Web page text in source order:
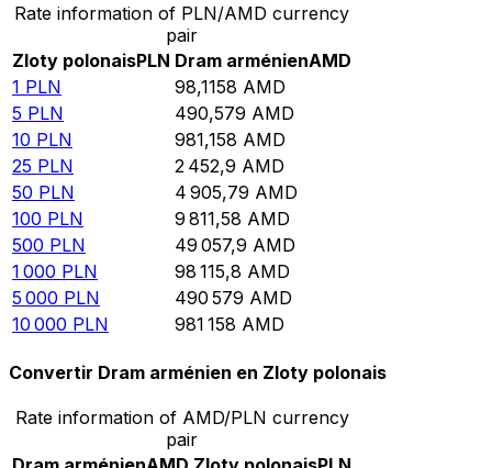
Rate information of PLN/AMD currency
pair
Zloty polonaisPLN Dram arménienAMD
1 PLN 98,1158 AMD
5 PLN 490,579 AMD
10 PLN 981,158 AMD
25 PLN 2 452,9 AMD
50 PLN 4 905,79 AMD
100 PLN 9 811,58 AMD
500 PLN 49 057,9 AMD
1 000 PLN 98 115,8 AMD
5 000 PLN 490 579 AMD
10 000 PLN 981 158 AMD
Convertir Dram arménien en Zloty polonais
Rate information of AMD/PLN currency
pair